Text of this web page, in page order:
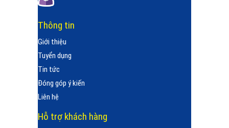
Thông tin
Giới thiệu
Tuyển dụng
Tin tức
Đóng góp ý kiến
Liên hệ
Hỗ trợ khách hàng